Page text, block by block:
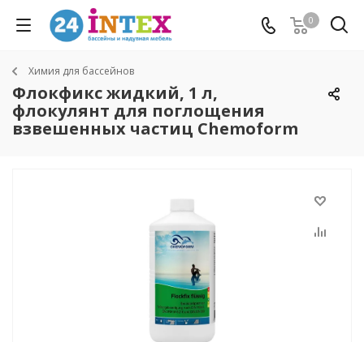
0
Химия для бассейнов
Флокфикс жидкий, 1 л,
флокулянт для поглощения
взвешенных частиц Chemoform